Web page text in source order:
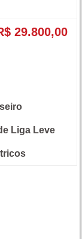
29.800,00
Liga Leve